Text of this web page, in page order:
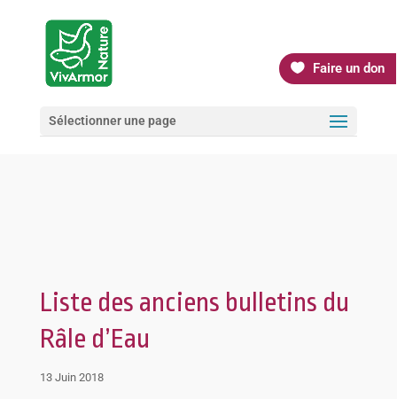
Faire un don
Sélectionner une page
Liste des anciens bulletins du
Râle d’Eau
13 Juin 2018